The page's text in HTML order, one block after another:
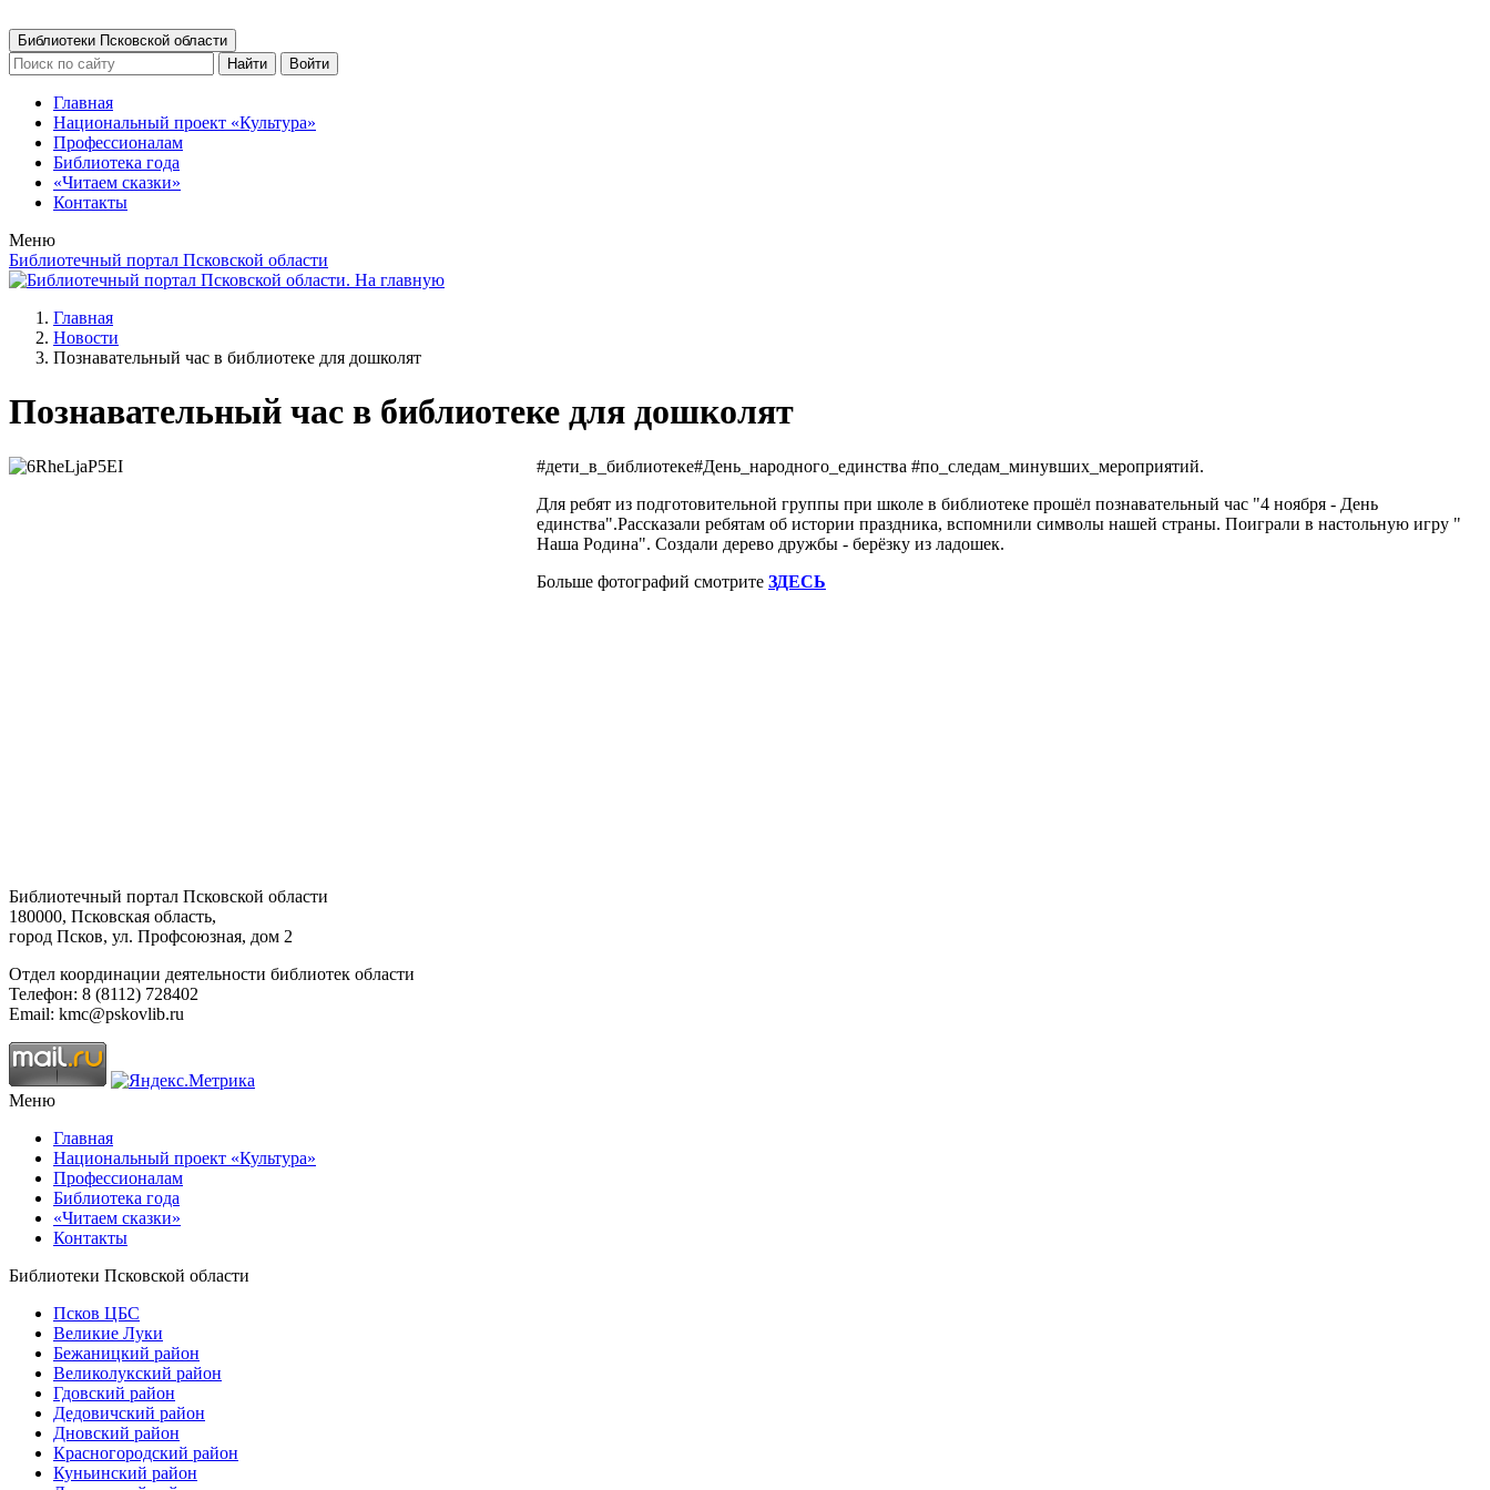
Библиотеки Псковской области
Найти
Войти
Главная
Национальный проект «Культура»
Профессионалам
Библиотека года
«Читаем сказки»
Контакты
Меню
Библиотечный портал Псковской области
Главная
Новости
Познавательный час в библиотеке для дошколят
Познавательный час в библиотеке для дошколят
#дети_в_библиотеке#День_народного_единства #по_следам_минувших_мероприятий.
Для ребят из подготовительной группы при школе в библиотеке прошёл познавательный час "4 ноября - День
единства".Рассказали ребятам об истории праздника, вспомнили символы нашей страны. Поиграли в настольную игру "
Наша Родина". Создали дерево дружбы - берёзку из ладошек.
Больше фотографий смотрите ЗДЕСЬ
Библиотечный портал Псковской области
180000, Псковская область,
город Псков, ул. Профсоюзная, дом 2
Отдел координации деятельности библиотек области
Телефон: 8 (8112) 728402
Email: kmc@pskovlib.ru
Меню
Главная
Национальный проект «Культура»
Профессионалам
Библиотека года
«Читаем сказки»
Контакты
Библиотеки Псковской области
Псков ЦБС
Великие Луки
Бежаницкий район
Великолукский район
Гдовский район
Дедовичский район
Дновский район
Красногородский район
Куньинский район